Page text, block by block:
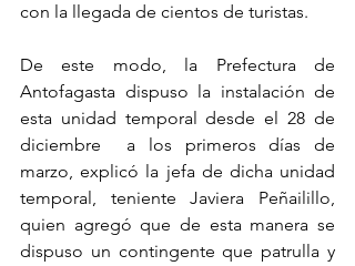
con la llegada de cientos de turistas.
De este modo, la Prefectura de
Antofagasta dispuso la instalación de
esta unidad temporal desde el 28 de
diciembre  a los primeros días de
marzo, explicó la jefa de dicha unidad
temporal, teniente Javiera Peñailillo,
quien agregó que de esta manera se
dispuso un contingente que patrulla y